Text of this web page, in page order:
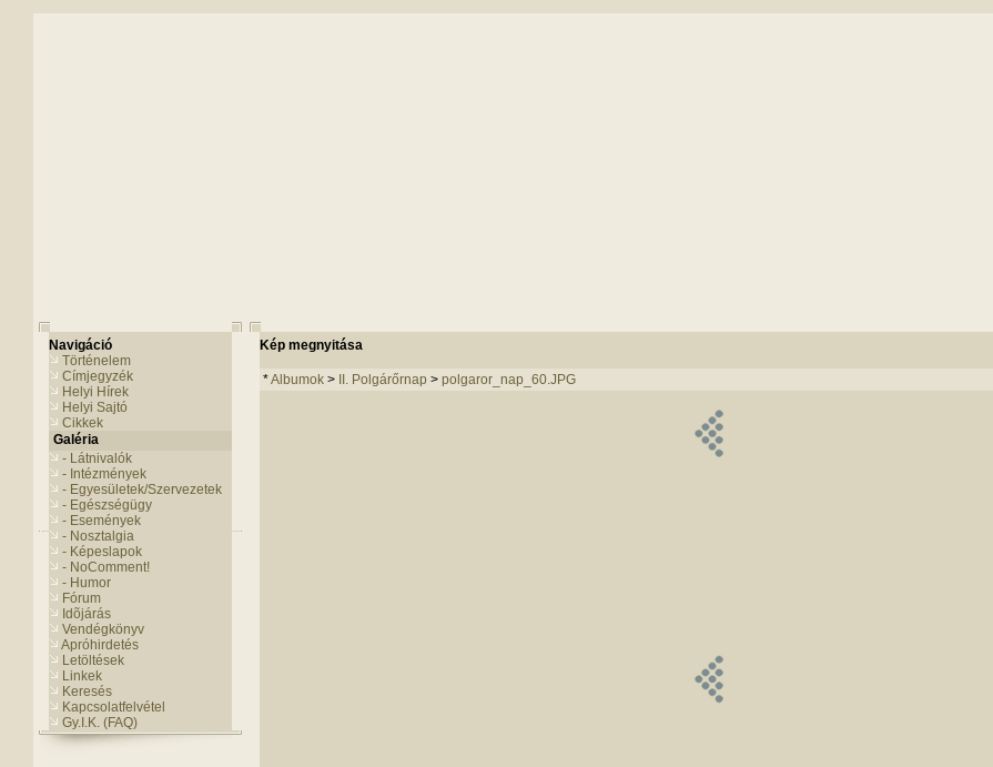
Navigáció
Történelem
Címjegyzék
Helyi Hírek
Helyi Sajtó
Cikkek
Galéria
- Látnivalók
- Intézmények
- Egyesületek/Szervezetek
- Egészségügy
- Események
- Nosztalgia
- Képeslapok
- NoComment!
- Humor
Fórum
Idõjárás
Vendégkönyv
Apróhirdetés
Letöltések
Linkek
Keresés
Kapcsolatfelvétel
Gy.I.K. (FAQ)
Kép megnyitása
*Albumok > II. Polgárőrnap > polgaror_nap_60.JPG